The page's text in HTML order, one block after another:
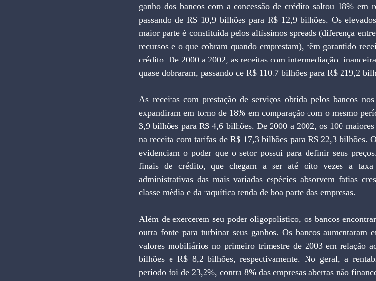
ganho dos bancos com a concessão de crédito saltou 18% em
passando de R$ 10,9 bilhões para R$ 12,9 bilhões. Os
maior parte é constituída pelos altíssimos spreads (diferença
recursos e o que cobram quando emprestam), têm garantido
crédito. De 2000 a 2002, as receitas com intermediação
quase dobraram, passando de R$ 110,7 bilhões para R$ 219,2
As receitas com prestação de serviços obtida pelos bancos
expandiram em torno de 18% em comparação com o mesmo
3,9 bilhões para R$ 4,6 bilhões. De 2000 a 2002, os 100
na receita com tarifas de R$ 17,3 bilhões para R$ 22,3 bilhões.
evidenciam o poder que o setor possui para definir seus
finais de crédito, que chegam a ser até oito vezes a
administrativas das mais variadas espécies absorvem fatias
classe média e da raquítica renda de boa parte das empresas.
Além de exercerem seu poder oligopolístico, os bancos
outra fonte para turbinar seus ganhos. Os bancos aumentaram
valores mobiliários no primeiro trimestre de 2003 em relação
bilhões e R$ 8,2 bilhões, respectivamente. No geral, a
período foi de 23,2%, contra 8% das empresas abertas não